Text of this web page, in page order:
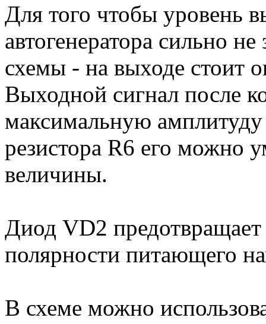
Для того чтобы уровень
автогенератора сильно
схемы - на выходе стоит
Выходной сигнал после
максимальную
резистора R6 его можно
величины.
Диод VD2
полярности питающего
В схеме можно